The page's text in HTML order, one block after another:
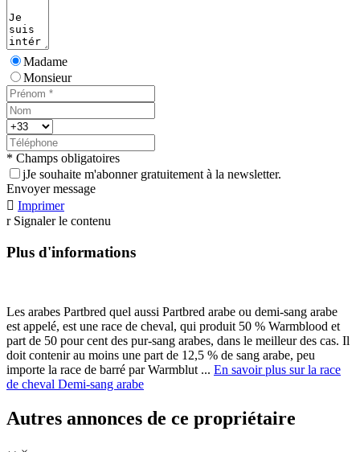
Madame
Monsieur
* Champs obligatoires
jJe souhaite m'abonner gratuitement à la newsletter.
Envoyer message
 Imprimer
r Signaler le contenu
Plus d'informations
Les arabes Partbred quel aussi Partbred arabe ou demi-sang arabe
est appelé, est une race de cheval, qui produit 50 % Warmblood et
part de 50 pour cent des pur-sang arabes, dans le meilleur des cas. Il
doit contenir au moins une part de 12,5 % de sang arabe, peu
importe la race de barré par Warmblut ... En savoir plus sur la race
de cheval Demi-sang arabe
Autres annonces de ce propriétaire